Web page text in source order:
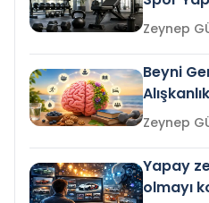
Beyni
Yapay
olmayı